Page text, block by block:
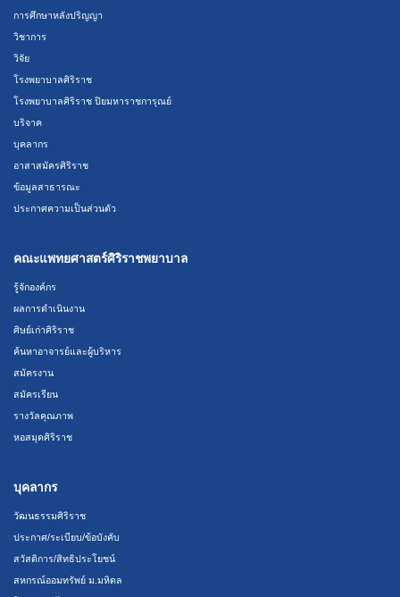
การศึกษาหลังปริญญา
วิชาการ
วิจัย
โรงพยาบาลศิริราช
โรงพยาบาลศิริราช ปิยมหาราชการุณย์
บริจาค
บุคลากร
อาสาสมัครศิริราช
ข้อมูลสาธารณะ
ประกาศความเป็นส่วนตัว
คณะแพทยศาสตร์ศิริราชพยาบาล
รู้จักองค์กร
ผลการดำเนินงาน
ศิษย์เก่าศิริราช
ค้นหาอาจารย์และผู้บริหาร
สมัครงาน
สมัครเรียน
รางวัลคุณภาพ
หอสมุดศิริราช
บุคลากร
วัฒนธรรมศิริราช
ประกาศ/ระเบียบ/ข้อบังคับ
สวัสดิการ/สิทธิประโยชน์
สหกรณ์ออมทรัพย์ ม.มหิดล